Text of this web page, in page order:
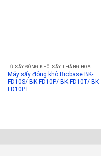
TỦ SẤY ĐÔNG KHÔ- SẤY THĂNG HOA
Máy sấy đông khô Biobase BK-
FD10S/ BK-FD10P/ BK-FD10T/ BK-
FD10PT